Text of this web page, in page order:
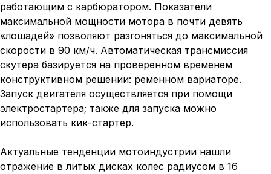
работающим с карбюратором. Показатели
максимальной мощности мотора в почти девять
«лошадей» позволяют разгоняться до максимальной
скорости в 90 км/ч. Автоматическая трансмиссия
скутера базируется на проверенном временем
конструктивном решении: ременном вариаторе.
Запуск двигателя осуществляется при помощи
электростартера; также для запуска можно
использовать кик-стартер.
Актуальные тенденции мотоиндустрии нашли
отражение в литых дисках колес радиусом в 16